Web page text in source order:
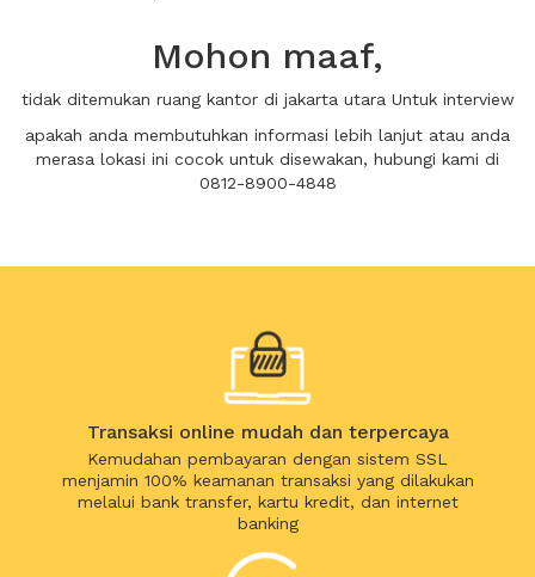
Mohon maaf,
tidak ditemukan ruang kantor di jakarta utara Untuk interview
apakah anda membutuhkan informasi lebih lanjut atau anda
merasa lokasi ini cocok untuk disewakan, hubungi kami di
0812-8900-4848
Transaksi online mudah dan terpercaya
Kemudahan pembayaran dengan sistem SSL
menjamin 100% keamanan transaksi yang dilakukan
melalui bank transfer, kartu kredit, dan internet
banking